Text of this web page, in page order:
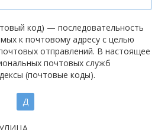
код) — последовательность
к почтовому адресу с целью
отправлений. В настоящее
почтовых служб
(почтовые коды).
Д